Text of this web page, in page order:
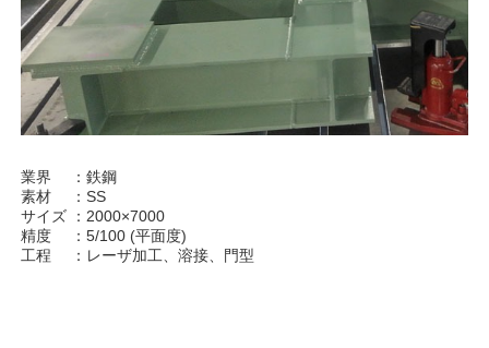
業界 ：鉄鋼
素材 ：SS
サイズ ：2000×7000
精度 ：5/100 (平面度)
工程 ：レーザ加工、溶接、門型